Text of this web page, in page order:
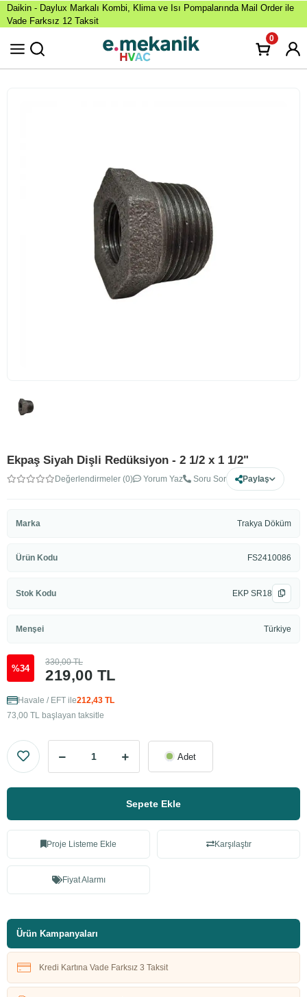
Daikin - Daylux Markalı Kombi, Klima ve Isı Pompalarında Mail Order ile
Vade Farksız 12 Taksit
0
Ekpaş Siyah Dişli Redüksiyon - 2 1/2 x 1 1/2"
Değerlendirmeler (0) Yorum Yaz Soru Sor Paylaş
Marka Trakya Döküm
Ürün Kodu FS2410086
Stok Kodu EKP SR18
Menşei Türkiye
%34 219,00 TL
330,00 TL
Havale / EFT ile212,43 TL
73,00 TL başlayan taksitle
Adet
Sepete Ekle
Proje Listeme Ekle Karşılaştır
Fiyat Alarmı
Ürün Kampanyaları
Kredi Kartına Vade Farksız 3 Taksit